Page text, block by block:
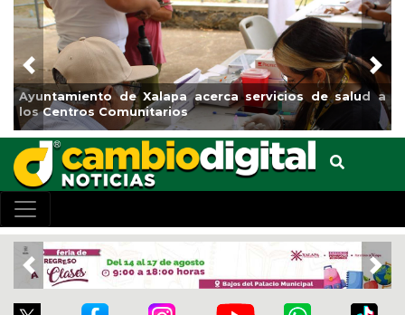
de Xalapa acerca servicios de salud a
Centros Comunitarios
el
Previous
Previous